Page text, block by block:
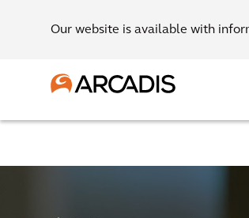
Our website is available with